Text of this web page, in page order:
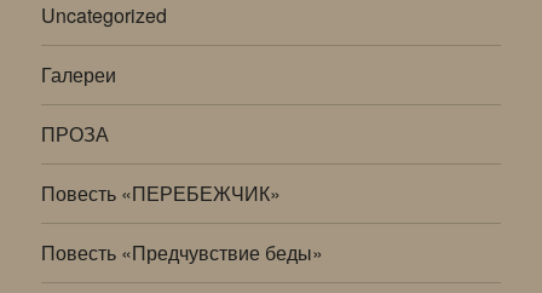
Uncategorized
Галереи
ПРОЗА
Повесть «ПЕРЕБЕЖЧИК»
Повесть «Предчувствие беды»